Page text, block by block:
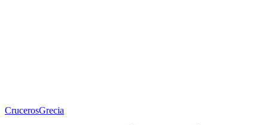
CrucerosGrecia